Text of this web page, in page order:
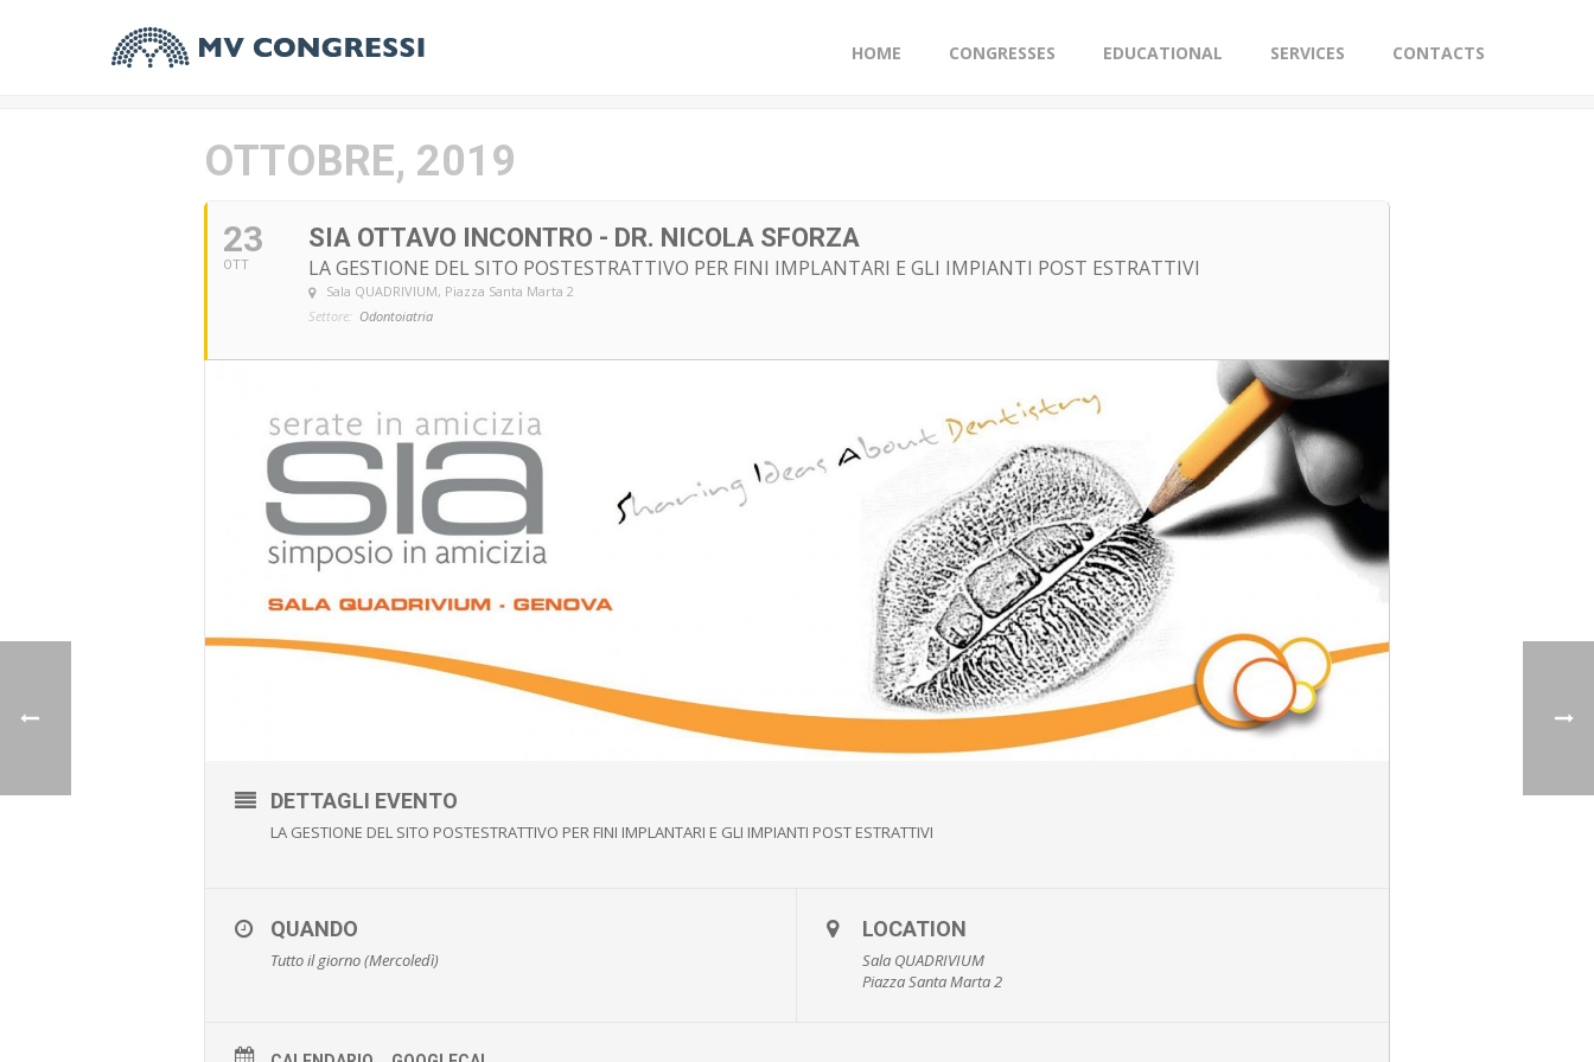
HOME CONGRESSES EDUCATIONAL SERVICES CONTACTS
OTTOBRE, 2019
23
OTT
SIA OTTAVO INCONTRO - DR. NICOLA SFORZA
LA GESTIONE DEL SITO POSTESTRATTIVO PER FINI IMPLANTARI E GLI IMPIANTI POST ESTRATTIVI
Sala QUADRIVIUM, Piazza Santa Marta 2
Settore: Odontoiatria
DETTAGLI EVENTO
LA GESTIONE DEL SITO POSTESTRATTIVO PER FINI IMPLANTARI E GLI IMPIANTI POST ESTRATTIVI
QUANDO
Tutto il giorno (Mercoledì)
LOCATION
Sala QUADRIVIUM
Piazza Santa Marta 2